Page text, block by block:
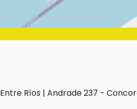
Ríos | Andrade 237 -